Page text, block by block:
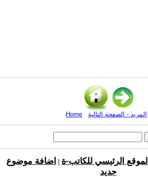
Home المزيد - الصفحة التالية
الموقع الرئيسي للكاتب-ة
اضافة موضوع
جديد